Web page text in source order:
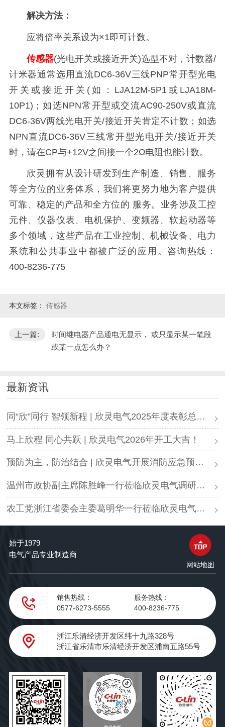
解决方法：
应将倍率关系设为×1即可计数。
传感器(光电开关或接近开关)选型不对，计数器/
计米器通常选用直流DC6-36V三线PNP常开型光电
开关或接近开关(如：LJA12M-5P1或LJA18M-
10P1)；如选NPN常开型或交流AC90-250V或直流
DC6-36V两线光电开关/接近开关肯定不计数；如选
NPN直流DC6-36V三线常开型光电开关/接近开关
时，请在CP与+12V之间接一个2Ω电阻也能计数。
欣灵拥有从设计研发到生产制造、销售、服务
等全方位的业务体系，我们将更努力地为客户提供
可靠、稳定的产品和全方位的 服务。业务涉及工控
元件、仪器仪表、电机保护、变频器、软起动器等
多个领域，这些产品在工业控制、机械设备、电力
系统和公共事业中都被广泛的应用。咨询热线：
400-8236-775
本文标签： 传感器
上一篇:
时间继电器产品通电无显示， 或只显示某一笔段
或某一点怎么办？
最新资讯
同“欣”同行 智领新程 | 欣灵电气2025年度表彰总结大会暨新年酒会成功举办！
马上欣程 同心共跃 | 欣灵电气2026年开工大吉！
预防为主，防治结合 | 欣灵电气开展消防应急预案演练活动
温州市政协副主席陈胜峰一行莅临欣灵电气调研指导
农工党浙江省委会主委葛明华一行莅临欣灵电气考察调研
始于1979
电气产品专业制造商
网站地图
销售热线：
0577-6273-5555
服务热线：
400-8236-775
浙江乐清经济开发区纬十九路328号
浙江省乐清市乐清经济开发区浦南五路55号